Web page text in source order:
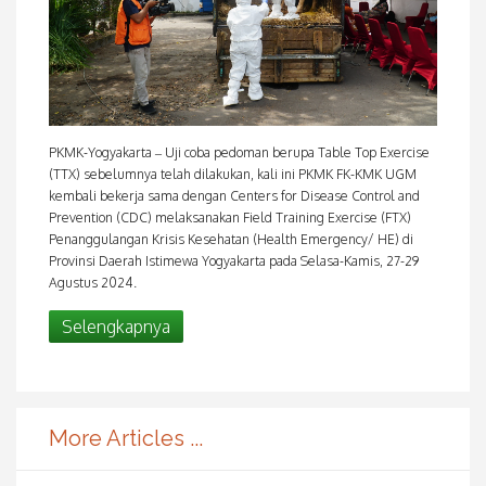
PKMK-Yogyakarta – Uji coba pedoman berupa Table Top Exercise
(TTX) sebelumnya telah dilakukan, kali ini PKMK FK-KMK UGM
kembali bekerja sama dengan Centers for Disease Control and
Prevention (CDC) melaksanakan Field Training Exercise (FTX)
Penanggulangan Krisis Kesehatan (Health Emergency/ HE) di
Provinsi Daerah Istimewa Yogyakarta pada Selasa-Kamis, 27-29
Agustus 2024.
Selengkapnya
More Articles ...